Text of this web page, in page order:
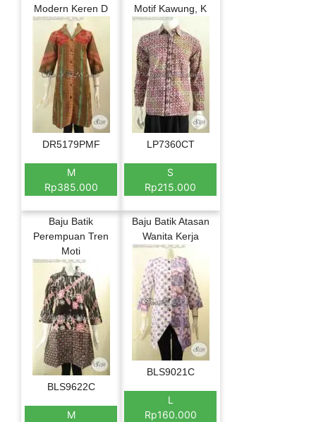
Modern Keren D
DR5179PMF
M
Rp385.000
Motif Kawung, K
LP7360CT
S
Rp215.000
Baju Batik
Perempuan Tren
Moti
BLS9622C
M
Baju Batik Atasan
Wanita Kerja
BLS9021C
L
Rp160.000